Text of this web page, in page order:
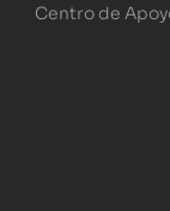
Centro de